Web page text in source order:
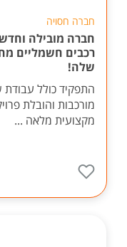
חברה חסויה
חברה מובילה
רכבים חשמליים
שלה!
התפקיד כולל
מורכבות והובלת
מקצועית מלאה ...